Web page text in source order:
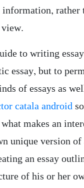
information,
to writing
essay, but to
of essays as
catala android
makes an
unique version
an essay
of his or her